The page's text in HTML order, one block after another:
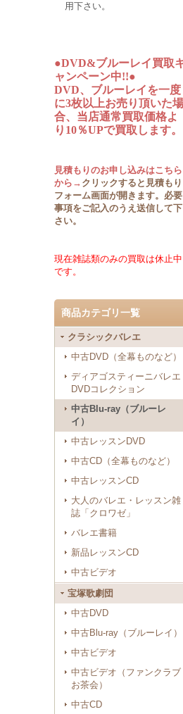
用下さい。
●DVD&ブルーレイ買取
ャンペーン中!!●
DVD、ブルーレイを一度
に3枚以上お売り頂いた場
合、当店通常買取価格よ
り10％UPで買取します。
見積もりのお申し込みはこちら
から→ クリックすると見積もり
フォーム画面が開きます。必要
事項をご記入のうえ送信して下
さい。
現在雑誌類のみの買取は休止中
です。
商品カテゴリ一覧
クラシックバレエ
中古DVD（全幕ものなど）
ディアゴスティーニバレエ
DVDコレクション
中古Blu-ray（ブルーレ
イ）
中古レッスンDVD
中古CD（全幕ものなど）
中古レッスンCD
大人のバレエ・レッスン雑
誌「クロワゼ」
バレエ書籍
新品レッスンCD
中古ビデオ
宝塚歌劇団
中古DVD
中古Blu-ray（ブルーレイ）
中古ビデオ
中古ビデオ（ファンクラブ
お茶会）
中古CD